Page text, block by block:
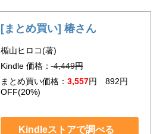
[まとめ買い] 椿さん
楯山ヒロコ(著)
Kindle 価格： 4,449円
まとめ買い価格： 3,557円 892円
OFF(20%)
Kindleストアで調べる